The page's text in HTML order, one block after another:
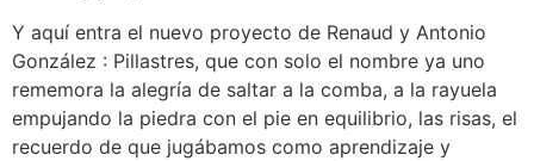
Y aquí entra el nuevo proyecto de Renaud y Antonio
González : Pillastres, que con solo el nombre ya uno
rememora la alegría de saltar a la comba, a la rayuela
empujando la piedra con el pie en equilibrio, las risas, el
recuerdo de que jugábamos como aprendizaje y